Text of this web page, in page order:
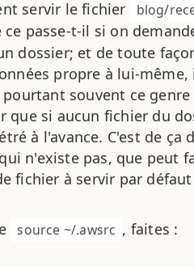
servir le fichier
blog/
passe-t-il si on
dossier; et de toute
propre à lui-
souvent ce
que si aucun fichier du
à l'avance. C'est de
n'existe pas, que peut
fichier à servir par
source ~/.awsrc , faites :